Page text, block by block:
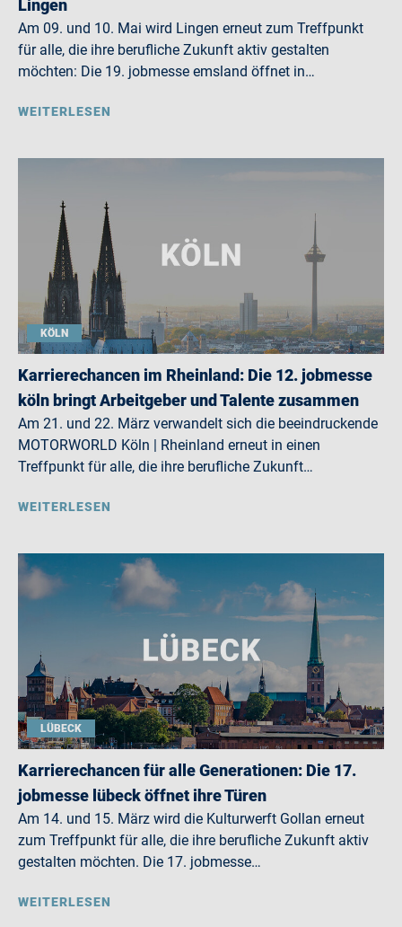
Lingen
Am 09. und 10. Mai wird Lingen erneut zum Treffpunkt
für alle, die ihre berufliche Zukunft aktiv gestalten
möchten: Die 19. jobmesse emsland öffnet in…
WEITERLESEN
KÖLN
Karrierechancen im Rheinland: Die 12. jobmesse
köln bringt Arbeitgeber und Talente zusammen
Am 21. und 22. März verwandelt sich die beeindruckende
MOTORWORLD Köln | Rheinland erneut in einen
Treffpunkt für alle, die ihre berufliche Zukunft…
WEITERLESEN
LÜBECK
Karrierechancen für alle Generationen: Die 17.
jobmesse lübeck öffnet ihre Türen
Am 14. und 15. März wird die Kulturwerft Gollan erneut
zum Treffpunkt für alle, die ihre berufliche Zukunft aktiv
gestalten möchten. Die 17. jobmesse…
WEITERLESEN